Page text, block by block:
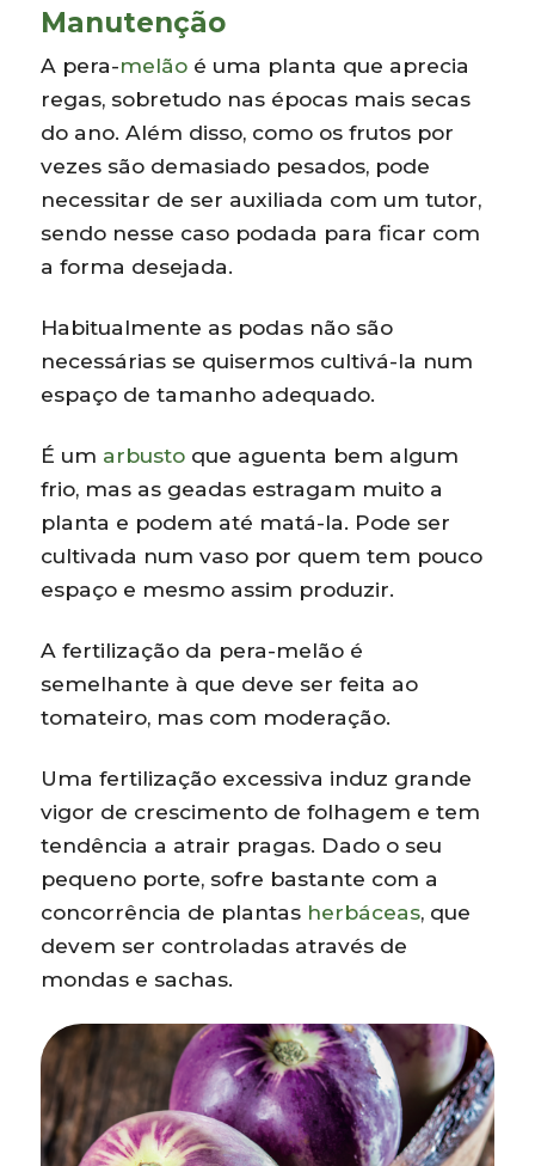
Manutenção
A pera-melão é uma planta que aprecia
regas, sobretudo nas épocas mais secas
do ano. Além disso, como os frutos por
vezes são demasiado pesados, pode
necessitar de ser auxiliada com um tutor,
sendo nesse caso podada para ficar com
a forma desejada.
Habitualmente as podas não são
necessárias se quisermos cultivá-la num
espaço de tamanho adequado.
É um arbusto que aguenta bem algum
frio, mas as geadas estragam muito a
planta e podem até matá-la. Pode ser
cultivada num vaso por quem tem pouco
espaço e mesmo assim produzir.
A fertilização da pera-melão é
semelhante à que deve ser feita ao
tomateiro, mas com moderação.
Uma fertilização excessiva induz grande
vigor de crescimento de folhagem e tem
tendência a atrair pragas. Dado o seu
pequeno porte, sofre bastante com a
concorrência de plantas herbáceas, que
devem ser controladas através de
mondas e sachas.